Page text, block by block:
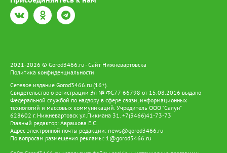
2021-2026 © Gorod3466.ru - Сайт Нижневартовска
Политика конфиденциальности
Сетевое издание Gorod3466.ru (16+).
Свидетельство о регистрации Эл № ФС77-66798 от 15.08.2016 выдано
Федеральной службой по надзору в сфере связи, информационных
технологий и массовых коммуникаций. Учредитель ООО "Салун"
628602 г. Нижневартовск ул.Пикмана 31. +7(3466)41-73-73
Главный редактор: Аврашова Е.С.
Адрес электронной почты редакции: news@gorod3466.ru
По вопросам размещения рекламы: 1@gorod3466.ru